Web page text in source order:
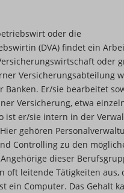
oder die
(DVA) findet ein
oder
Versicherungsabteilung
Banken. Er/sie bearbeitet
Versicherung, etwa
ist er/sie intern in der
gehören
Controlling zu den
dieser
oft leitende Tätigkeiten aus,
ein Computer. Das Gehalt